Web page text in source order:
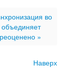
во
»
Наверх